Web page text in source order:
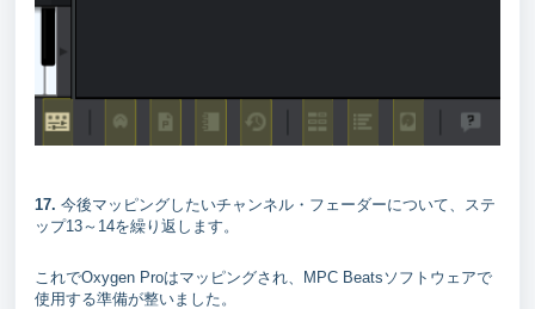
17. 今後マッピングしたいチャンネル・フェーダーについて、ステ
ップ13～14を繰り返します。
これでOxygen Proはマッピングされ、MPC Beatsソフトウェアで
使用する準備が整いました。